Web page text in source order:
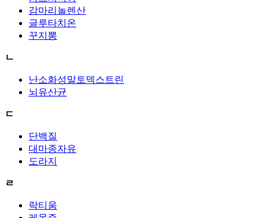
감마리놀렌산
글루타치온
꾸지뽕
ㄴ
난소화성말토덱스트린
뇌유산균
ㄷ
단백질
대마종자유
도라지
ㄹ
락티움